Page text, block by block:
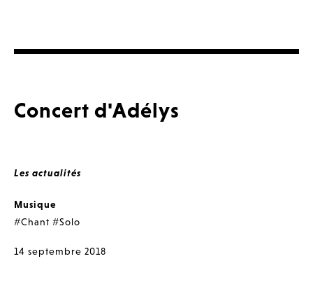
Concert d'Adélys
Les actualités
Musique
#Chant #Solo
14 septembre 2018